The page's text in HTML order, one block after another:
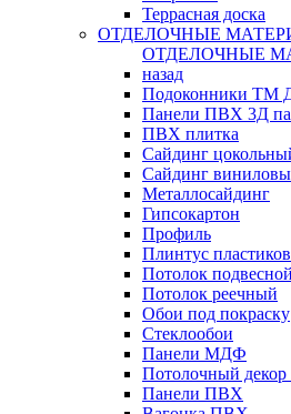
Террасная доска
ОТДЕЛОЧНЫЕ
ОТДЕЛОЧНЫЕ
назад
Подоконники ТМ
Панели ПВХ 3Д
ПВХ плитка
Сайдинг
Сайдинг
Металлосайдинг
Гипсокартон
Профиль
Плинтус
Потолок
Потолок реечный
Обои под покраску
Стеклообои
Панели МДФ
Потолочный
Панели ПВХ